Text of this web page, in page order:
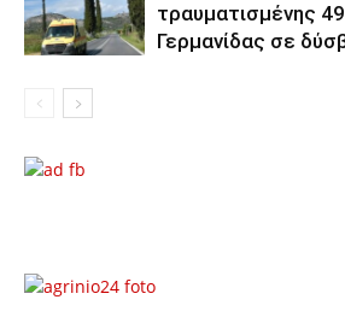
τραυματισμένης
Γερμανίδας σε